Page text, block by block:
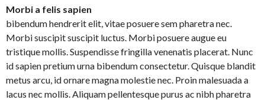
Morbi a felis sapien
bibendum hendrerit elit, vitae posuere sem pharetra nec.
Morbi suscipit suscipit luctus. Morbi posuere augue eu
tristique mollis. Suspendisse fringilla venenatis placerat. Nunc
id sapien pretium urna bibendum consectetur. Quisque blandit
metus arcu, id ornare magna molestie nec. Proin malesuada a
lacus nec mollis. Aliquam pellentesque purus ac nibh pharetra